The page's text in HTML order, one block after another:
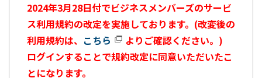
2024年3月28日付でビジネスメンバーズのサービ
ス利用規約の改定を実施しております。(改変後の
利用規約は、 こちら
よりご確認ください。)
ログインすることで規約改定に同意いただいたこ
とになります。